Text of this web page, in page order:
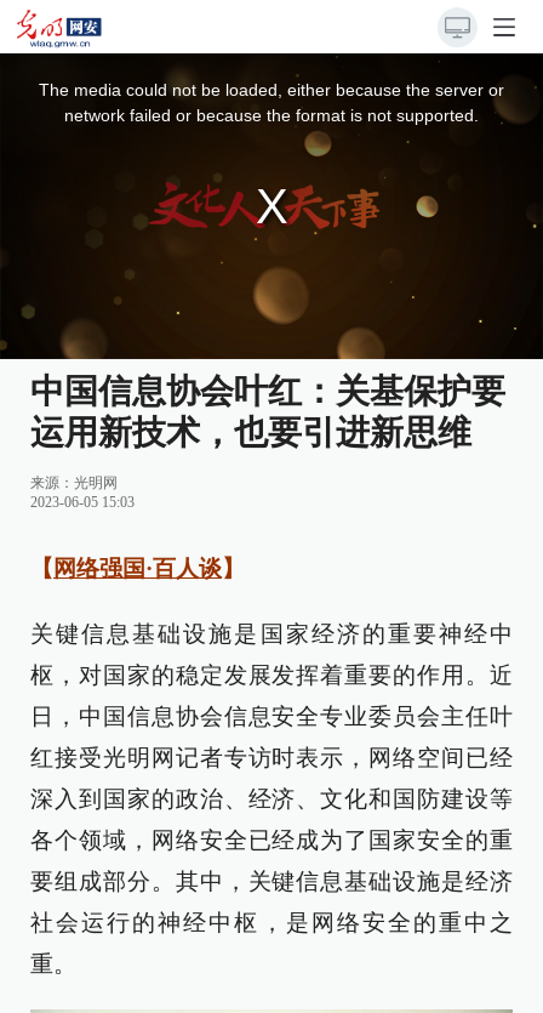
The media could not be loaded, either because the server or
network failed or because the format is not supported.
中国信息协会叶红：关基保护要
运用新技术，也要引进新思维
来源： 光明网
2023-06-05 15:03
【 网络强国·百人谈】
关键信息基础设施是国家经济的重要神经中
枢，对国家的稳定发展发挥着重要的作用。近
日，中国信息协会信息安全专业委员会主任叶
红接受光明网记者专访时表示，网络空间已经
深入到国家的政治、经济、文化和国防建设等
各个领域，网络安全已经成为了国家安全的重
要组成部分。其中，关键信息基础设施是经济
社会运行的神经中枢，是网络安全的重中之
重。